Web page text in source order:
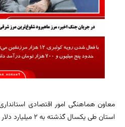
معاون هماهنگی امور اقتصادی
استان طی یکسال گذشته به ۲ میلیارد دلار رسیده و این گذرگاه اکنون فعال‌ترین مرز شرقی کشور محسوب می‌شود.